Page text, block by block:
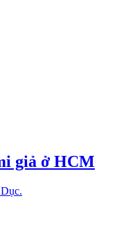
giả ở HCM